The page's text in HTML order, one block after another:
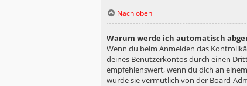
Nach oben
Warum werde ich automatisch
Wenn du beim Anmelden das
deines Benutzerkontos durch einen
empfehlenswert, wenn du dich an
wurde sie vermutlich von der Board-